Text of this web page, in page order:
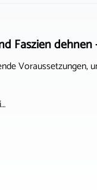
Faszien
Voraussetzungen,